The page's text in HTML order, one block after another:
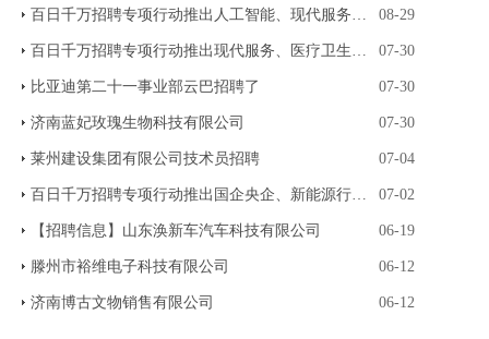
百日千万招聘专项行动推出人工智能、现代服务、轻 08-29
百日千万招聘专项行动推出现代服务、医疗卫生、连 07-30
比亚迪第二十一事业部云巴招聘了 07-30
济南蓝妃玫瑰生物科技有限公司 07-30
莱州建设集团有限公司技术员招聘 07-04
百日千万招聘专项行动推出国企央企、新能源行业、 07-02
【招聘信息】山东涣新车汽车科技有限公司 06-19
滕州市裕维电子科技有限公司 06-12
济南博古文物销售有限公司 06-12